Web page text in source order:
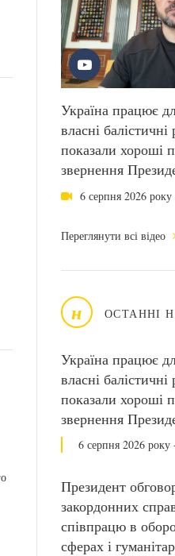
Україна працює
власні
показали хороші
звернення
6 серпня 2026
Переглянути всі відео
н ОСТАННІ
Україна працює
власні
показали хороші
звернення
6 серпня 2026 року
Президент
закордонних
співпрацю в
сферах і